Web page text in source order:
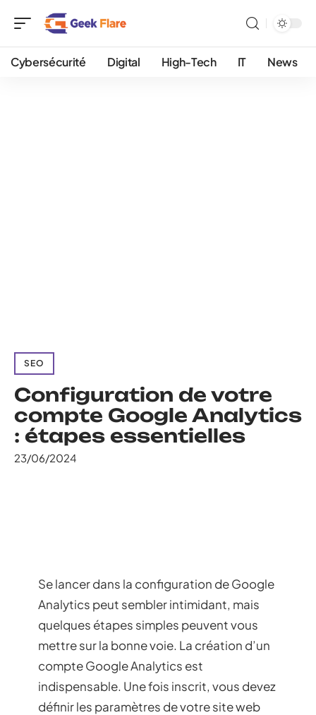
Cybersécurité Digital High-Tech IT News
SEO
Configuration de votre
compte Google Analytics
: étapes essentielles
23/06/2024
Se lancer dans la configuration de Google
Analytics peut sembler intimidant, mais
quelques étapes simples peuvent vous
mettre sur la bonne voie. La création d’un
compte Google Analytics est
indispensable. Une fois inscrit, vous devez
définir les paramètres de votre site web